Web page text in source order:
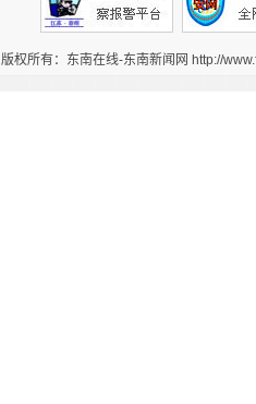
版权所有：东南在线-东南新闻网 http://